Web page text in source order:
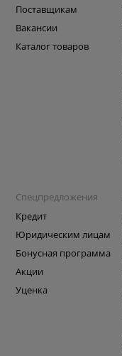
Поставщикам
Вакансии
Каталог товаров
Спецпредложения
Кредит
Юридическим лицам
Бонусная программа
Акции
Уценка